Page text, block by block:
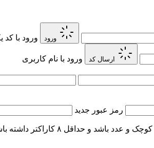
ورود ورود با
ارسال کد ورود با نام کاربری
رمز عبور جدید
و حداقل ۸ کاراکتر داشته باشد.